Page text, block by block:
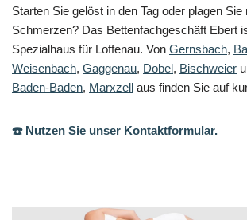
Starten Sie gelöst in den Tag oder plagen Sie
Schmerzen? Das Bettenfachgeschäft Ebert
Spezialhaus für Loffenau. Von Gernsbach,
Weisenbach, Gaggenau, Dobel, Bischweier
Baden-Baden, Marxzell aus finden Sie auf
☎️ Nutzen Sie unser Kontaktformular.